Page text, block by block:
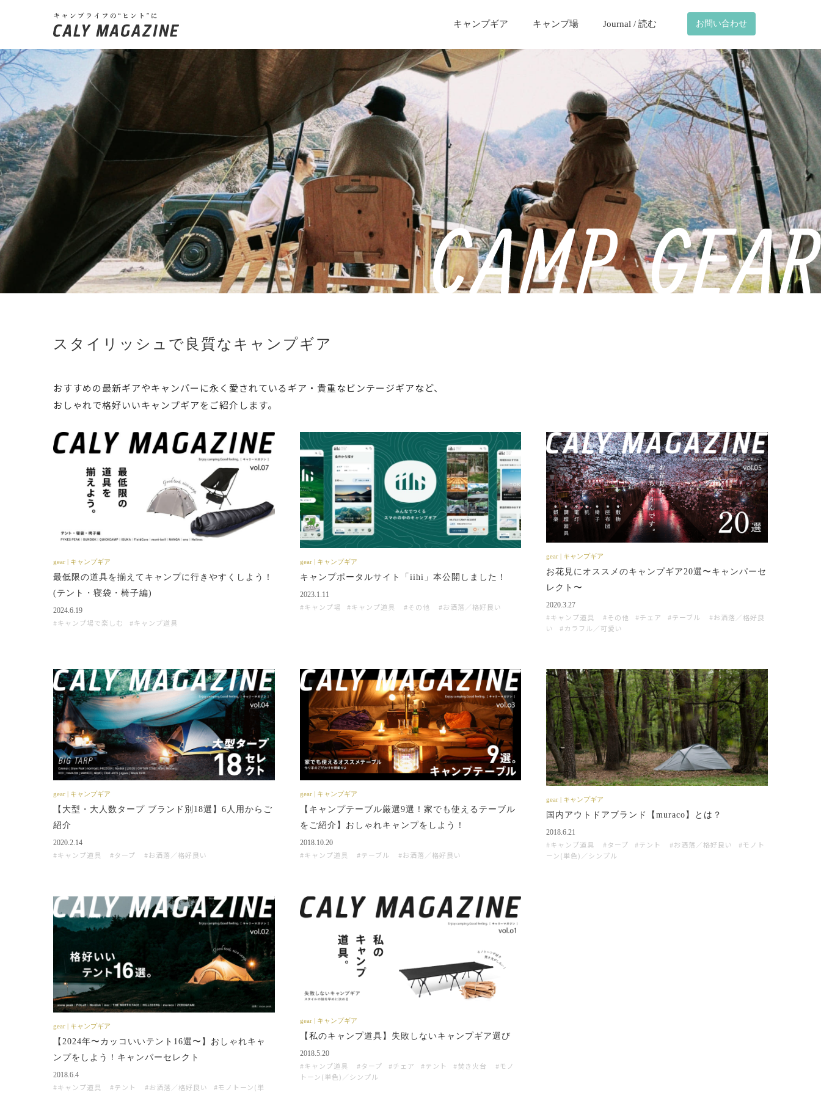
キャンプギア キャンプ場 Journal / 読む お問い合わせ
スタイリッシュで良質なキャンプギア
おすすめの最新ギアやキャンパーに永く愛されているギア・貴重なビンテージギアなど、
おしゃれで格好いいキャンプギアをご紹介します。
gear | キャンプギア
最低限の道具を揃えてキャンプに行きやすくしよう！
(テント・寝袋・椅子編)
2024.6.19
キャンプ場で楽しむ キャンプ道具
gear | キャンプギア
キャンプポータルサイト「iihi」本公開しました！
2023.1.11
キャンプ場 キャンプ道具 その他 お洒落／格好良い
gear | キャンプギア
お花見にオススメのキャンプギア20選〜キャンパーセ
レクト〜
2020.3.27
キャンプ道具 その他 チェア テーブル
お洒落／格好良
い
カラフル／可愛い
gear | キャンプギア
【大型・大人数タープ ブランド別18選】6人用からご
紹介
2020.2.14
キャンプ道具 タープ お洒落／格好良い
gear | キャンプギア
【キャンプテーブル厳選9選！家でも使えるテーブル
をご紹介】おしゃれキャンプをしよう！
2018.10.20
キャンプ道具 テーブル お洒落／格好良い
gear | キャンプギア
国内アウトドアブランド【muraco】とは？
2018.6.21
キャンプ道具 タープ テント お洒落／格好良い
モノト
ーン(単色)／シンプル
gear | キャンプギア
【2024年〜カッコいいテント16選〜】おしゃれキャ
ンプをしよう！キャンパーセレクト
2018.6.4
キャンプ道具 テント お洒落／格好良い
モノトーン(単
gear | キャンプギア
【私のキャンプ道具】失敗しないキャンプギア選び
2018.5.20
キャンプ道具 タープ チェア テント 焚き火台
モノ
トーン(単色)／シンプル